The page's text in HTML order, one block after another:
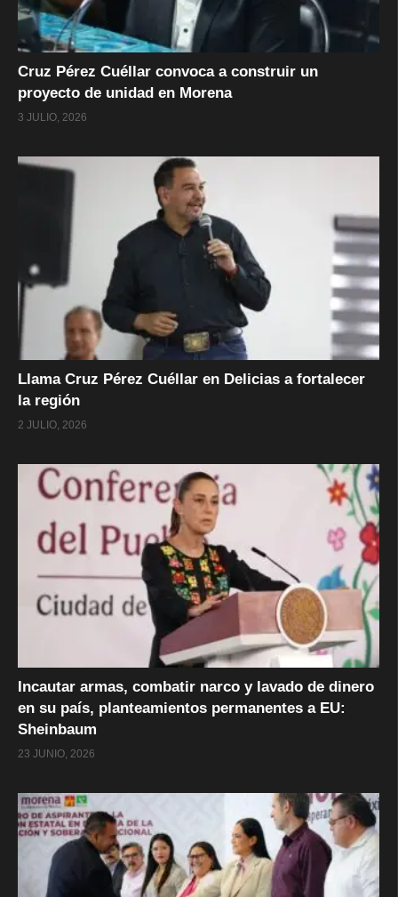
Cruz Pérez Cuéllar convoca a construir un
proyecto de unidad en Morena
3 JULIO, 2026
Llama Cruz Pérez Cuéllar en Delicias a fortalecer
la región
2 JULIO, 2026
Incautar armas, combatir narco y lavado de dinero
en su país, planteamientos permanentes a EU:
Sheinbaum
23 JUNIO, 2026